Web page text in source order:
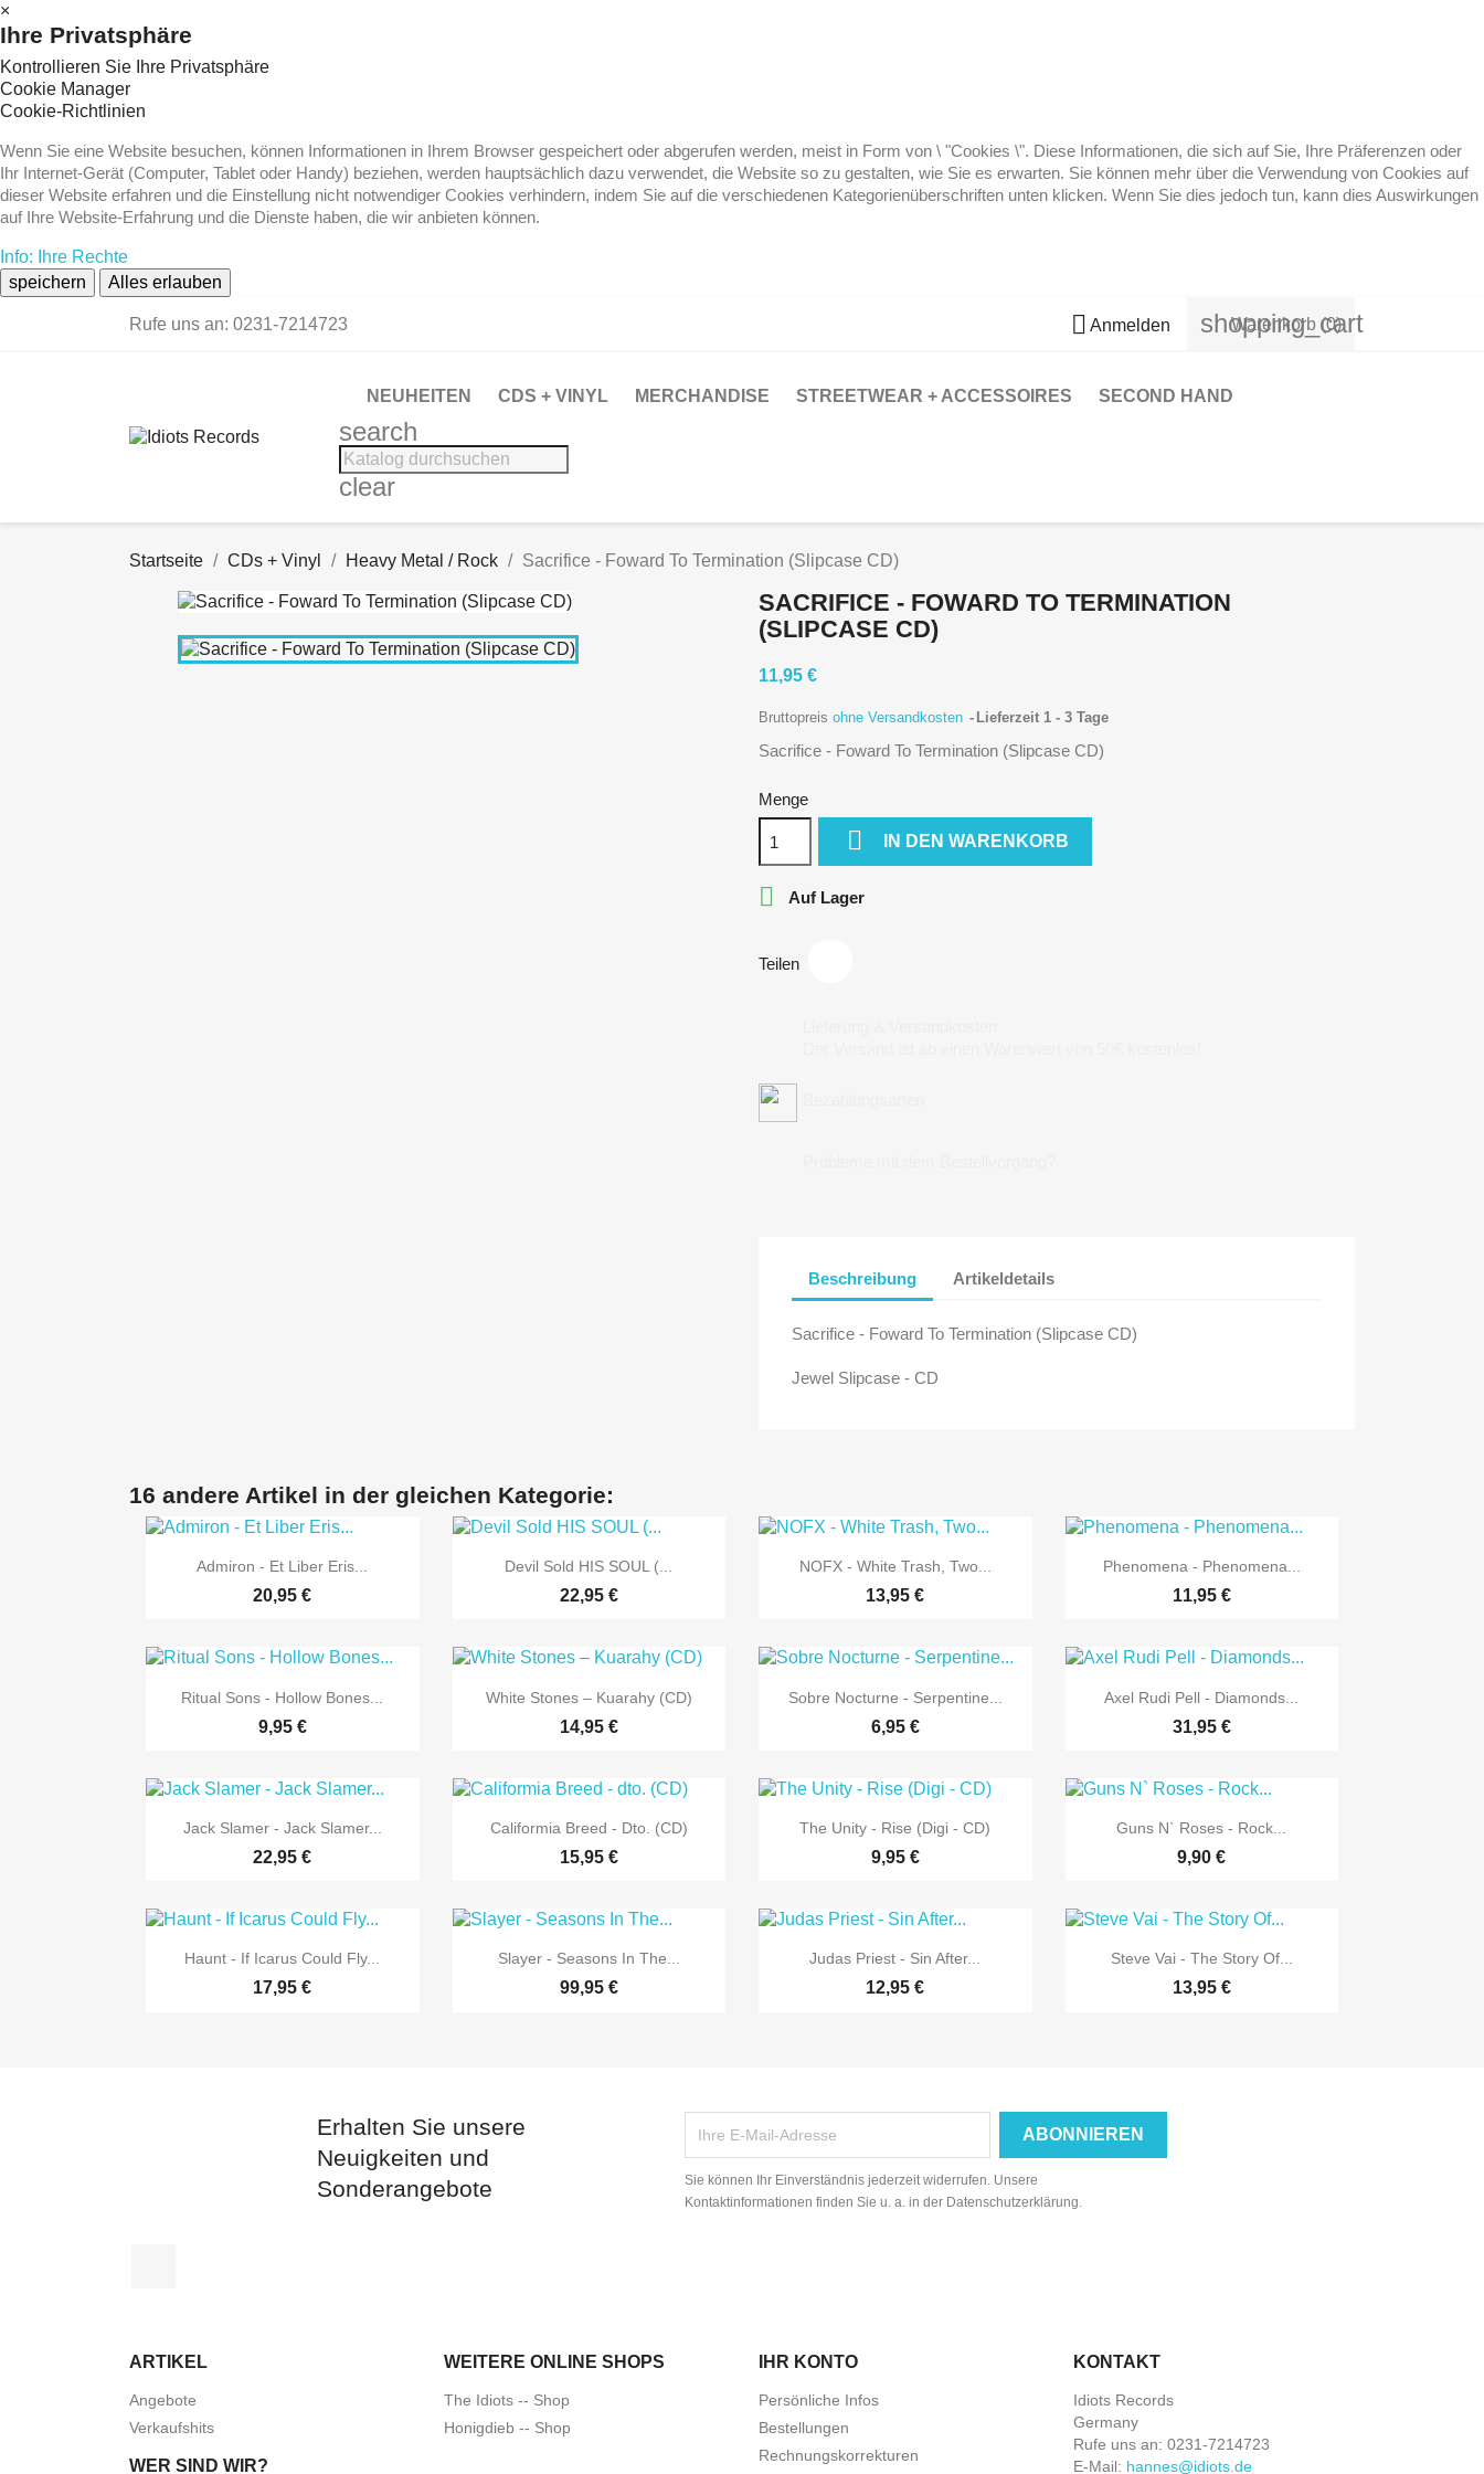
×
Ihre Privatsphäre
Kontrollieren Sie Ihre Privatsphäre
Cookie Manager
Cookie-Richtlinien
Wenn Sie eine Website besuchen, können Informationen in Ihrem Browser gespeichert oder abgerufen werden, meist in Form von \ "Cookies \". Diese Informationen, die sich auf Sie, Ihre Präferenzen oder
Ihr Internet-Gerät (Computer, Tablet oder Handy) beziehen, werden hauptsächlich dazu verwendet, die Website so zu gestalten, wie Sie es erwarten. Sie können mehr über die Verwendung von Cookies auf
dieser Website erfahren und die Einstellung nicht notwendiger Cookies verhindern, indem Sie auf die verschiedenen Kategorienüberschriften unten klicken. Wenn Sie dies jedoch tun, kann dies Auswirkungen
auf Ihre Website-Erfahrung und die Dienste haben, die wir anbieten können.
Info: Ihre Rechte
speichern
Alles erlauben
Rufe uns an: 0231-7214723  Anmelden shopping_cart
Warenkorb (0)
NEUHEITEN CDS + VINYL MERCHANDISE STREETWEAR + ACCESSOIRES SECOND HAND
search
clear
Startseite CDs + Vinyl Heavy Metal / Rock Sacrifice - Foward To Termination (Slipcase CD)
SACRIFICE - FOWARD TO TERMINATION
(SLIPCASE CD)
11,95 €
Bruttopreis ohne Versandkosten Lieferzeit 1 - 3 Tage
Sacrifice - Foward To Termination (Slipcase CD)
Menge
 IN DEN WARENKORB
 Auf Lager
Teilen
Beschreibung Artikeldetails
Sacrifice - Foward To Termination (Slipcase CD)
Jewel Slipcase - CD
16 andere Artikel in der gleichen Kategorie:
 Vorschau
Admiron - Et Liber Eris...
20,95 €
 Vorschau
Devil Sold HIS SOUL (...
22,95 €
 Vorschau
NOFX - White Trash, Two...
13,95 €
 Vorschau
Phenomena - Phenomena...
11,95 €
 Vorschau
Ritual Sons - Hollow Bones...
9,95 €
 Vorschau
White Stones – Kuarahy (CD)
14,95 €
 Vorschau
Sobre Nocturne - Serpentine...
6,95 €
 Vorschau
Axel Rudi Pell - Diamonds...
31,95 €
 Vorschau
Jack Slamer - Jack Slamer...
22,95 €
 Vorschau
Califormia Breed - Dto. (CD)
15,95 €
 Vorschau
The Unity - Rise (Digi - CD)
9,95 €
 Vorschau
Guns N` Roses - Rock...
9,90 €
 Vorschau
Haunt - If Icarus Could Fly...
17,95 €
 Vorschau
Slayer - Seasons In The...
99,95 €
 Vorschau
Judas Priest - Sin After...
12,95 €
 Vorschau
Steve Vai - The Story Of...
13,95 €
Erhalten Sie unsere
Neuigkeiten und
Sonderangebote
Sie können Ihr Einverständnis jederzeit widerrufen. Unsere
Kontaktinformationen finden Sie u. a. in der Datenschutzerklärung.
ARTIKEL
Angebote
Verkaufshits
WEITERE ONLINE SHOPS
The Idiots -- Shop
Honigdieb -- Shop
WER SIND WIR?
IHR KONTO
Persönliche Infos
Bestellungen
Rechnungskorrekturen
KONTAKT
Idiots Records
Germany
Rufe uns an: 0231-7214723
E-Mail: hannes@idiots.de